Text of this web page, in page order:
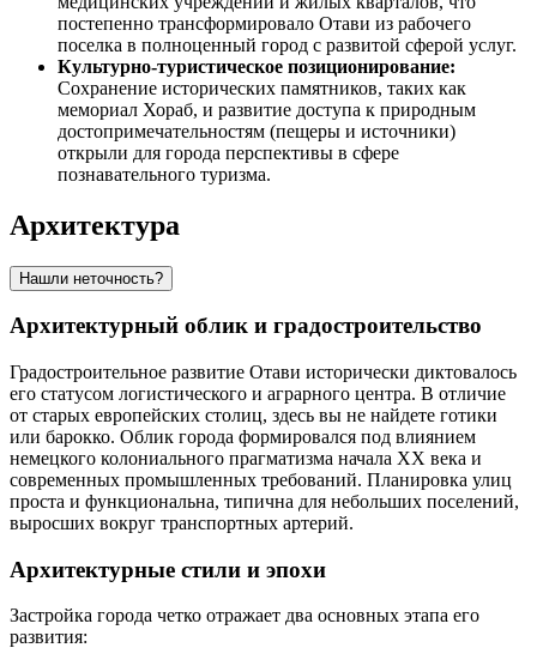
постепенно трансформировало Отави из рабочего
поселка в полноценный город с развитой сферой услуг.
Культурно-туристическое позиционирование:
Сохранение исторических памятников, таких как
мемориал Хораб, и развитие доступа к природным
достопримечательностям (пещеры и источники)
открыли для города перспективы в сфере
познавательного туризма.
Архитектура
Нашли неточность?
Архитектурный облик и градостроительство
Градостроительное развитие Отави исторически диктовалось
его статусом логистического и аграрного центра. В отличие
от старых европейских столиц, здесь вы не найдете готики
или барокко. Облик города формировался под влиянием
немецкого колониального прагматизма начала XX века и
современных промышленных требований. Планировка улиц
проста и функциональна, типична для небольших поселений,
выросших вокруг транспортных артерий.
Архитектурные стили и эпохи
Застройка города четко отражает два основных этапа его
развития: